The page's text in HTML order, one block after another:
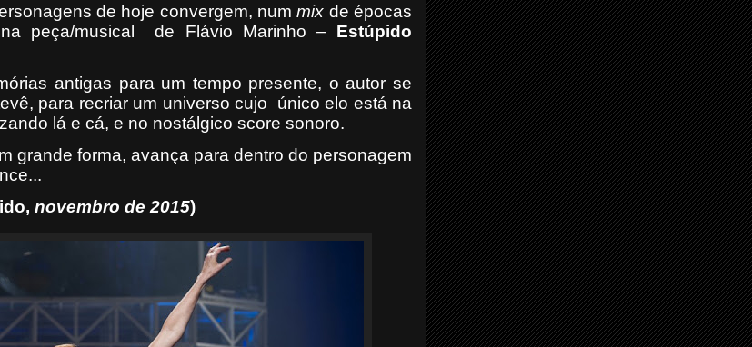
de hoje convergem, nummix de épocas
na peça/musical de Flávio Marinho – Estúpido
antigas para um tempo presente, o autor se
para recriar um universo cujo
único elo está na
lá e cá, e no nostálgico score sonoro.
grande forma, avança para dentro do personagem
, novembro de 2015)